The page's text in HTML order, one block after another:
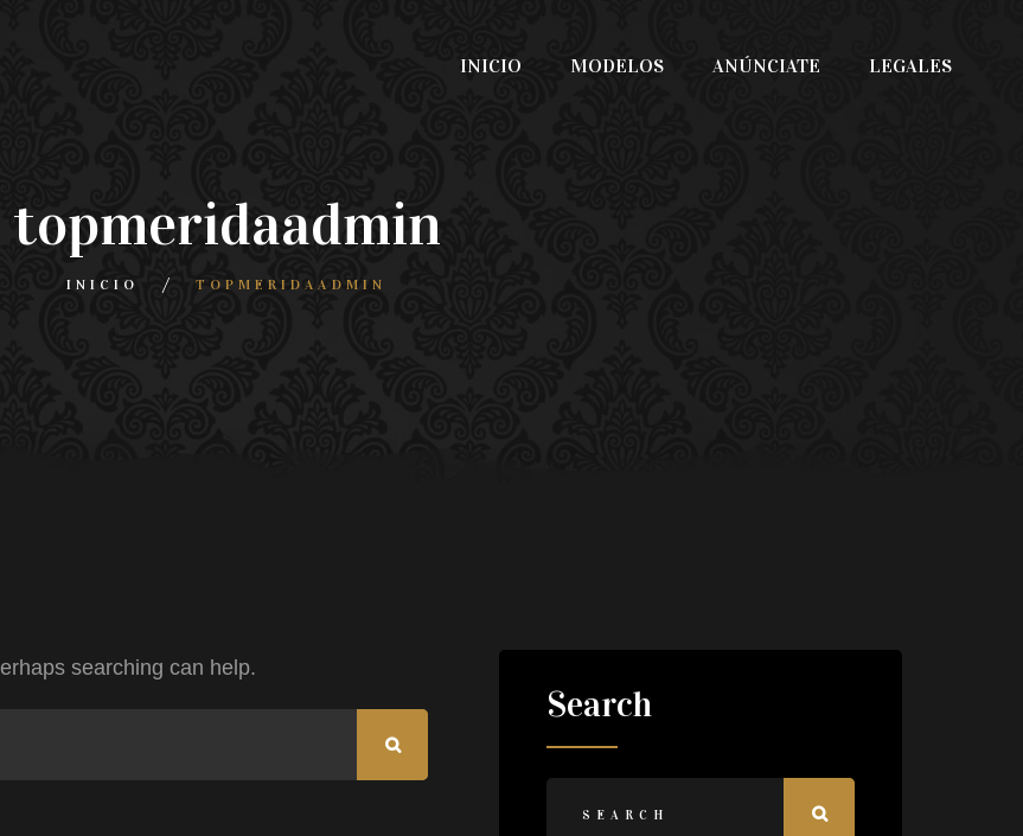
INICIO MODELOS ANÚNCIATE LEGALES
topmeridaadmin
INICIO TOPMERIDAADMIN
searching can help.
Search